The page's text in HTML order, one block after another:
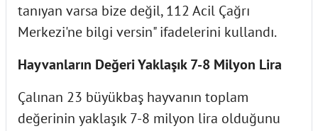
tanıyan varsa bize değil, 112 Acil Çağrı
Merkezi'ne bilgi versin" ifadelerini kullandı.
Hayvanların Değeri Yaklaşık 7-8 Milyon Lira
Çalınan 23 büyükbaş hayvanın toplam
değerinin yaklaşık 7-8 milyon lira olduğunu